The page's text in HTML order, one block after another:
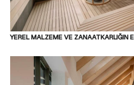
YEREL MALZEME VE ZANAATKARLIĞIN